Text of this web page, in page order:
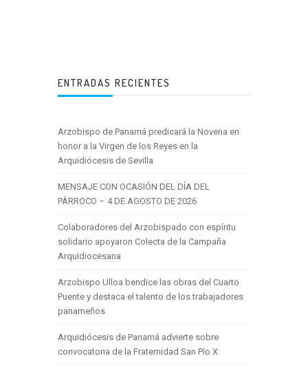
ENTRADAS RECIENTES
Arzobispo de Panamá predicará la Novena en
honor a la Virgen de los Reyes en la
Arquidiócesis de Sevilla
MENSAJE CON OCASIÓN DEL DÍA DEL
PÁRROCO – 4 DE AGOSTO DE 2026
Colaboradores del Arzobispado con espíritu
solidario apoyaron Colecta de la Campaña
Arquidiocesana
Arzobispo Ulloa bendice las obras del Cuarto
Puente y destaca el talento de los trabajadores
panameños
Arquidiócesis de Panamá advierte sobre
convocatoria de la Fraternidad San Pío X